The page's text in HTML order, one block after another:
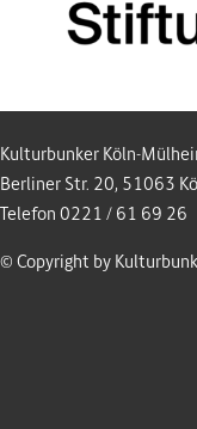
Kulturbunker Köln-
Berliner Str. 20, 51063
Telefon 0221 / 61 69 26
© Copyright by